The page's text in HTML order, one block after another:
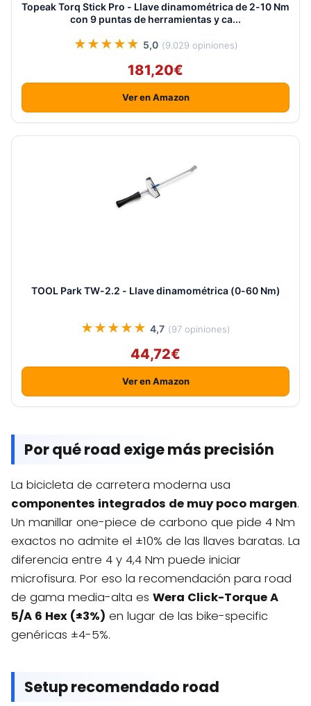
Topeak Torq Stick Pro - Llave dinamométrica de 2-10 Nm
con 9 puntas de herramientas y ca...
★★★★★ 5,0 (9.029 opiniones)
181,20€
Ver en Amazon
TOOL Park TW-2.2 - Llave dinamométrica (0-60 Nm)
★★★★★ 4,7 (97 opiniones)
44,72€
Ver en Amazon
Por qué road exige más precisión
La bicicleta de carretera moderna usa
componentes integrados de muy poco margen.
Un manillar one-piece de carbono que pide 4 Nm
exactos no admite el ±10% de las llaves baratas. La
diferencia entre 4 y 4,4 Nm puede iniciar
microfisura. Por eso la recomendación para road
de gama media-alta es Wera Click-Torque A
5/A 6 Hex (±3%) en lugar de las bike-specific
genéricas ±4-5%.
Setup recomendado road